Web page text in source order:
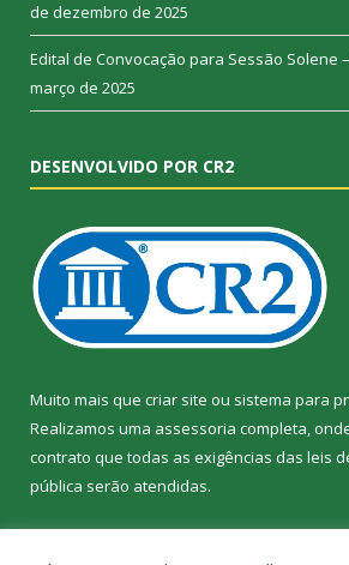
de dezembro de 2025
Edital de Convocação para Sessão Solene
março de 2025
DESENVOLVIDO POR CR2
Muito mais que criar site ou sistema para
Realizamos uma assessoria completa,
contrato que todas as exigências das leis
pública serão atendidas.